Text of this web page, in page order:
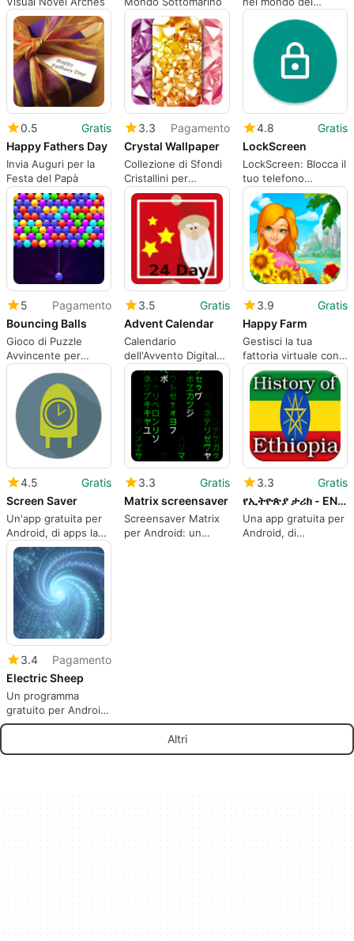
puzzle
0.5
Gratis
Happy Fathers Day
Invia Auguri per la
Festa del Papà
3.3
Pagamento
Crystal Wallpaper
Collezione di Sfondi
Cristallini per
Android
4.8
Gratis
LockScreen
LockScreen: Blocca il
tuo telefono
facilmente
5
Pagamento
Bouncing Balls
Gioco di Puzzle
Avvincente per
Android
3.5
Gratis
Advent Calendar
Calendario
dell'Avvento Digitale
per Android
3.9
Gratis
Happy Farm
Gestisci la tua
fattoria virtuale con
Happy Farm
4.5
Gratis
Screen Saver
Un'app gratuita per
Android, di apps lab
studio.
3.3
Gratis
Matrix screensaver
Screensaver Matrix
per Android: un
3.3
Gratis
የኢትዮጵያ ታሪክ - ENአማርኛ
Una app gratuita per
Android, di
3.4
Pagamento
Electric Sheep
Un programma
gratuito per Android,
di Spotworks LLC.
Altri